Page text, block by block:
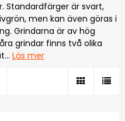
Standardfärger är svart,
men kan även göras i
Grindarna är av hög
grindar finns två olika
… Läs mer